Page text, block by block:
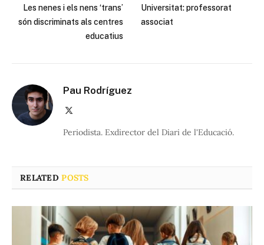
Les nenes i els nens ‘trans’
són discriminats als centres
educatius
Universitat: professorat
associat
Pau Rodríguez
Periodista. Exdirector del Diari de l'Educació.
RELATEDPOSTS